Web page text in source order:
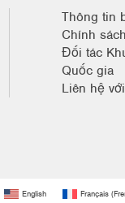
Thông tin
Chính sách
Đối tác
Quốc gia
Liên hệ
English Français(